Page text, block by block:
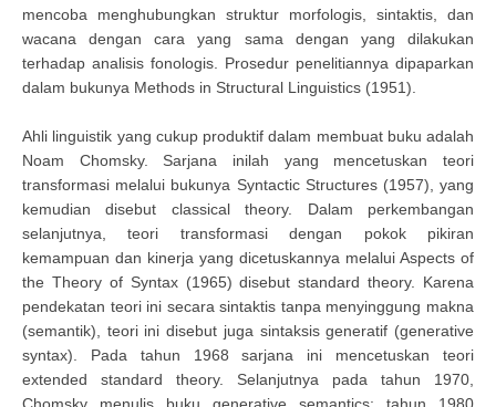
mencoba menghubungkan struktur morfologis, sintaktis, dan
wacana dengan cara yang sama dengan yang dilakukan
terhadap analisis fonologis. Prosedur penelitiannya dipaparkan
dalam bukunya Methods in Structural Linguistics (1951).
Ahli linguistik yang cukup produktif dalam membuat buku adalah
Noam Chomsky. Sarjana inilah yang mencetuskan teori
transformasi melalui bukunya Syntactic Structures (1957), yang
kemudian disebut classical theory. Dalam perkembangan
selanjutnya, teori transformasi dengan pokok pikiran
kemampuan dan kinerja yang dicetuskannya melalui Aspects of
the Theory of Syntax (1965) disebut standard theory. Karena
pendekatan teori ini secara sintaktis tanpa menyinggung makna
(semantik), teori ini disebut juga sintaksis generatif (generative
syntax). Pada tahun 1968 sarjana ini mencetuskan teori
extended standard theory. Selanjutnya pada tahun 1970,